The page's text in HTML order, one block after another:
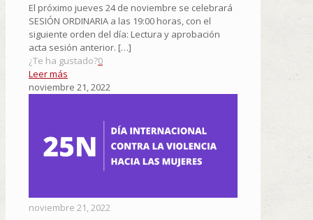
El próximo jueves 24 de noviembre se celebrará
SESIÓN ORDINARIA a las 19:00 horas, con el
siguiente orden del día: Lectura y aprobación
acta sesión anterior. […]
¿Te ha gustado?0
Leer más
noviembre 21, 2022
noviembre 21, 2022